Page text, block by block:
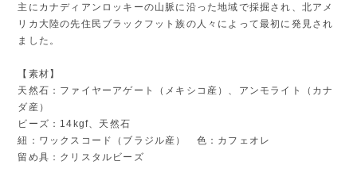
主にカナディアンロッキーの山脈に沿った地域で採掘され、北アメ
リカ大陸の先住民ブラックフット族の人々によって最初に発見され
ました。
【素材】
天然石：ファイヤーアゲート（メキシコ産）、アンモライト（カナ
ダ産）
ビーズ：14kgf、天然石
紐：ワックスコード（ブラジル産） 色：カフェオレ
留め具：クリスタルビーズ